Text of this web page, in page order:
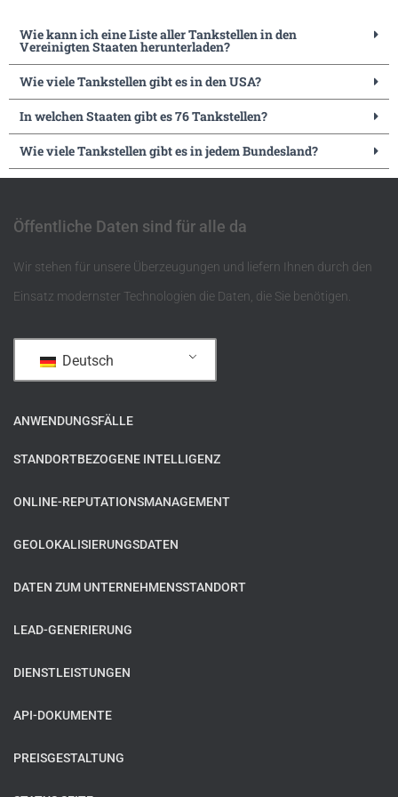
Wie kann ich eine Liste aller Tankstellen in den
Vereinigten Staaten herunterladen?
Wie viele Tankstellen gibt es in den USA?
In welchen Staaten gibt es 76 Tankstellen?
Wie viele Tankstellen gibt es in jedem Bundesland?
Öffentliche Daten sind für alle da
Wir stehen für unsere Überzeugungen und liefern Ihnen durch den
Einsatz modernster Technologien die Daten, die Sie benötigen.
Deutsch
ANWENDUNGSFÄLLE
STANDORTBEZOGENE INTELLIGENZ
ONLINE-REPUTATIONSMANAGEMENT
GEOLOKALISIERUNGSDATEN
DATEN ZUM UNTERNEHMENSSTANDORT
LEAD-GENERIERUNG
DIENSTLEISTUNGEN
API-DOKUMENTE
PREISGESTALTUNG